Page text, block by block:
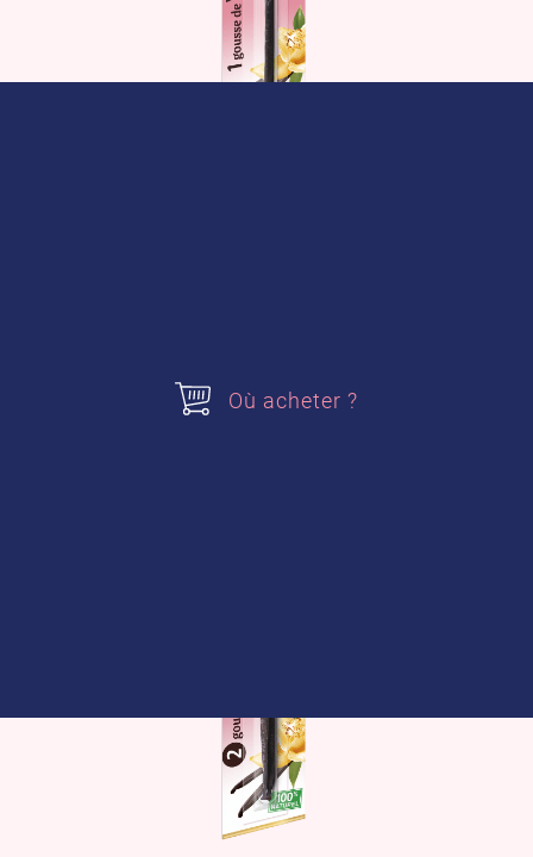
Où acheter ?